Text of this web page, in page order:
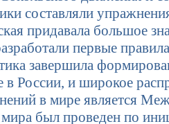
составляли
придавала большое
первые
завершила
в России, и широкое
в мире является
был проведен по